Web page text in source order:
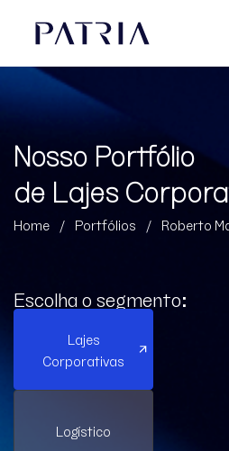
Nosso Portfólio
de Lajes
Home / Portfólios / Roberto
Escolha o segmento:
Lajes
Corporativas
Logístico